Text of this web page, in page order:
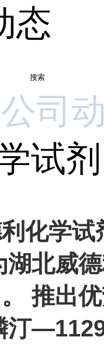
态
搜索
公司
试
化学试
湖北威
推出
汀